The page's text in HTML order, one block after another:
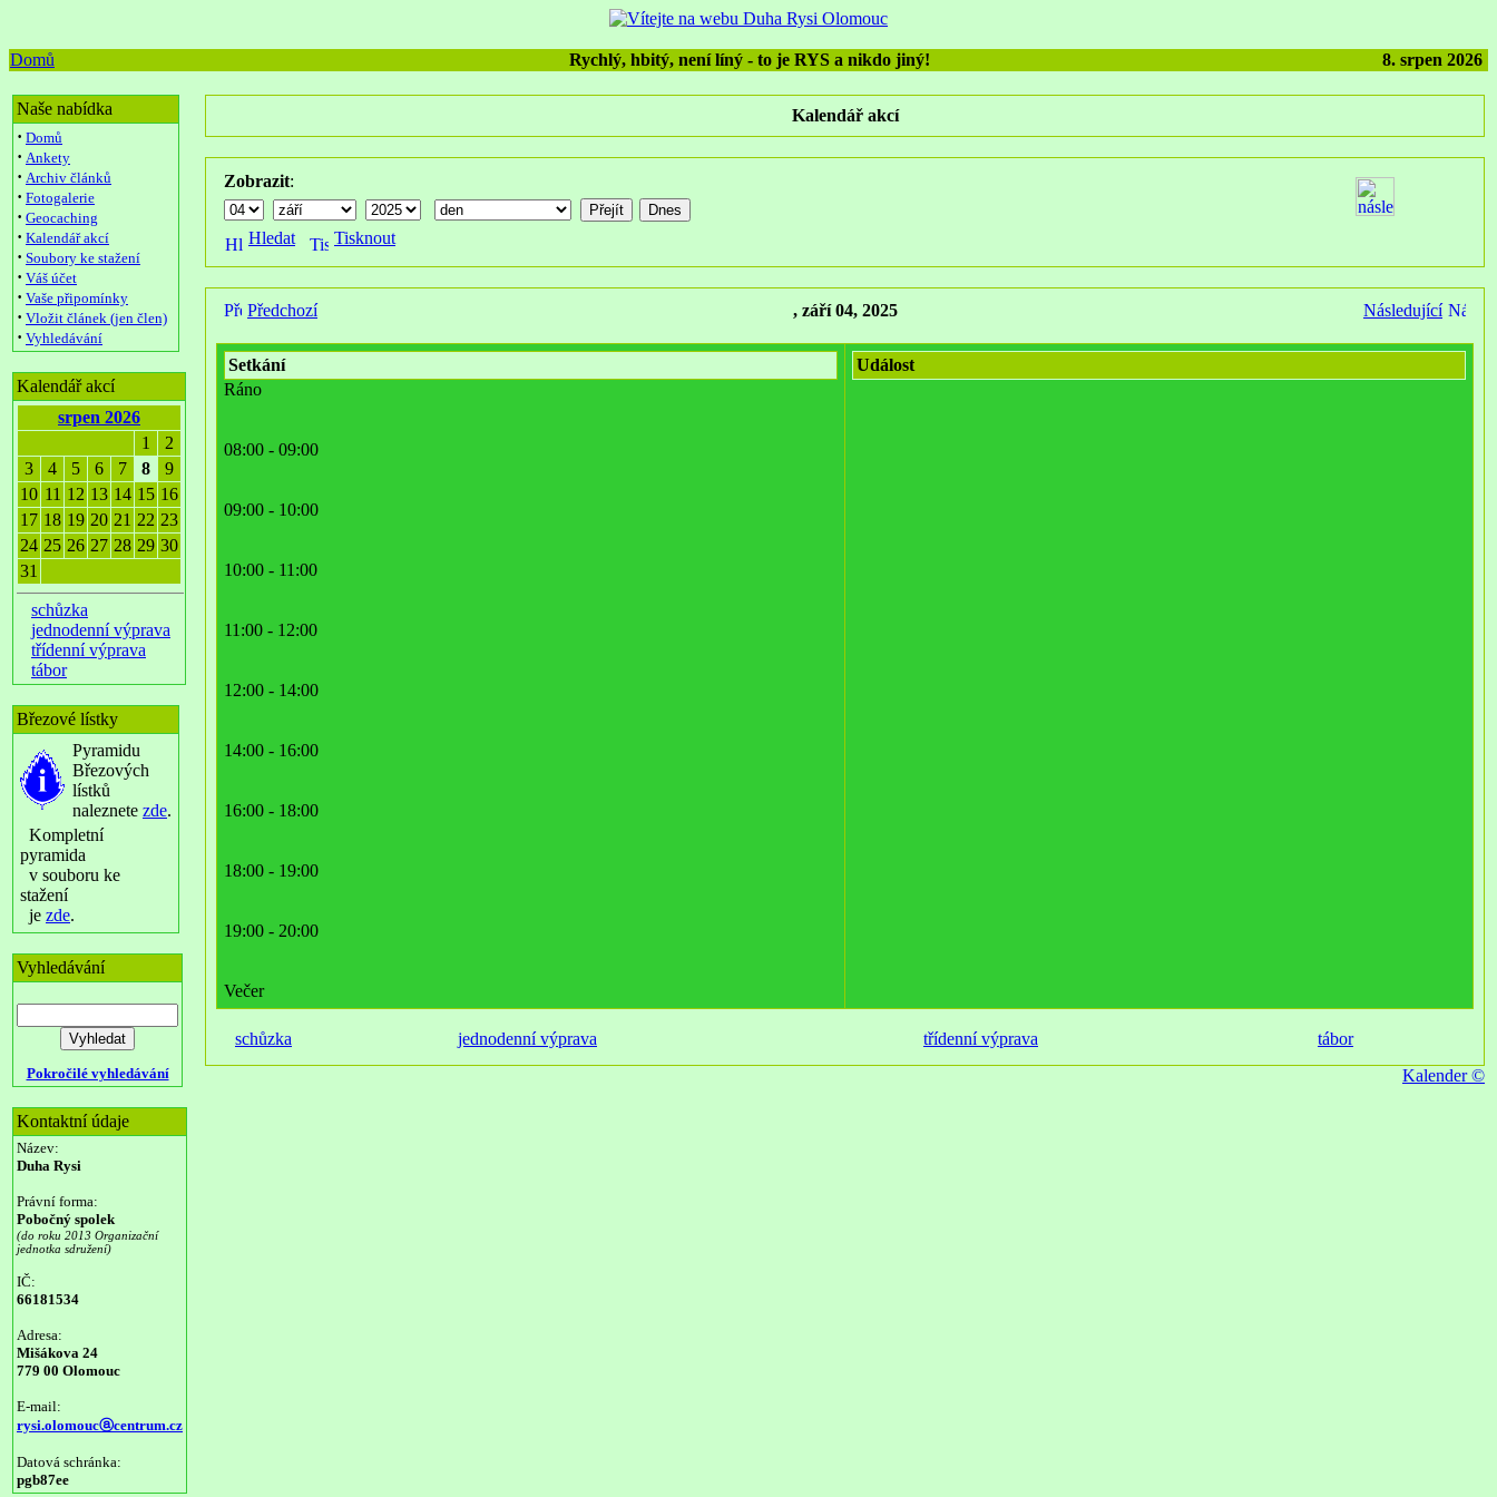
Domů Rychlý, hbitý, není líný - to je RYS a nikdo jiný! 8. srpen 2026
Naše nabídka
· Domů
· Ankety
· Archiv článků
· Fotogalerie
· Geocaching
· Kalendář akcí
· Soubory ke stažení
· Váš účet
· Vaše připomínky
· Vložit článek (jen člen)
· Vyhledávání
Kalendář akcí
srpen 2026
1
2
3
4 5 6 7 8
9
10 11 12 13 14 15 16
17 18 19 20 21 22 23
24 25 26 27 28 29 30
31
schůzka
jednodenní výprava
třídenní výprava
tábor
Březové lístky
Pyramidu
Březových
lístků
naleznete zde.
Kompletní
pyramida
v souboru ke
stažení
je zde.
Vyhledávání
Pokročilé vyhledávání
Kontaktní údaje
Název:
Duha Rysi
Právní forma:
Pobočný spolek
(do roku 2013 Organizační
jednotka sdružení)
IČ:
66181534
Adresa:
Mišákova 24
779 00 Olomouc
E-mail:
rysi.olomoucⓐcentrum.cz
Datová schránka:
pgb87ee
Kalendář akcí
Zobrazit:
Hledat Tisknout
Předchozí , září 04, 2025 Následující
Setkání
Ráno
08:00 - 09:00
09:00 - 10:00
10:00 - 11:00
11:00 - 12:00
12:00 - 14:00
14:00 - 16:00
16:00 - 18:00
18:00 - 19:00
19:00 - 20:00
Večer
Událost
schůzka jednodenní výprava třídenní výprava
tábor
Kalender ©